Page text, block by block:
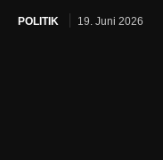
POLITIK 19. Juni 2026